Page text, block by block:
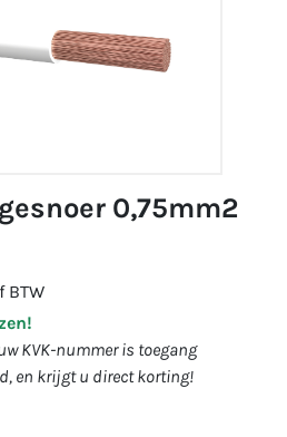
BTW
KVK-nummer is toegang
en krijgt u direct korting!